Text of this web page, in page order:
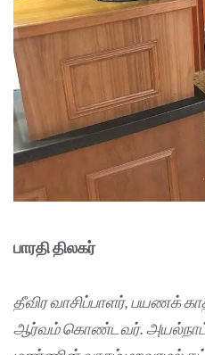
பாரதி திலகர்
தீவிர வாசிப்பாளர், பயணக்
ஆர்வம் கொண்டவர்.